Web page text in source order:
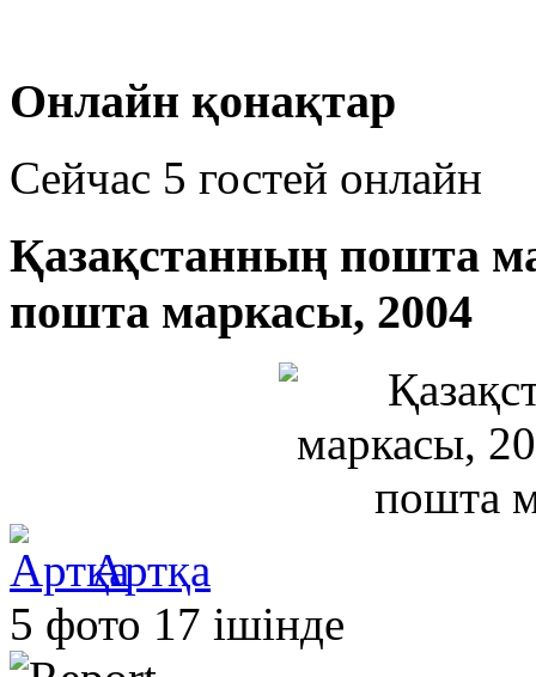
Онлайн қонақтар
Сейчас 5 гостей онлайн
Қазақстанның пошта
пошта маркасы, 2004
Артқа
5 фото 17 ішінде